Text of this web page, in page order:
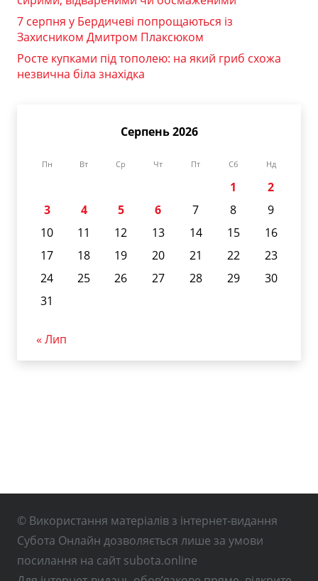
7 серпня у Бердичеві попрощаються із
Захисником Дмитром Плаксюком
Росте купками під тополею: на який гриб схожа
незвична біла знахідка
Серпень 2026
Пн Вт Ср Чт Пт Сб Нд
1
2
3
4 5 6 7 8
9
10
11 12 13 14 15
16
17
18 19 20 21 22
23
24
25 26 27 28 29
30
31
« Лип
© Використання матеріалів з інтернет-видання
Субота Онлайн дозволяється лише за умови
посилання на сайт subota.online